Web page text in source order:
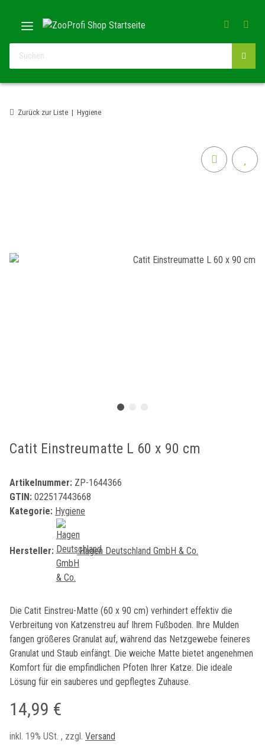
Zurück zur Liste Hygiene
Catit Einstreumatte L 60 x 90 cm
Artikelnummer: ZP-1644366
GTIN: 022517443668
Kategorie: Hygiene
Hersteller: Hagen Deutschland GmbH & Co.
Die Catit Einstreu-Matte (60 x 90 cm) verhindert effektiv die
Verbreitung von Katzenstreu auf Ihrem Fußboden. Ihre Mulden
fangen größeres Granulat auf, während das Netzgewebe feineres
Granulat und Staub einfängt. Die weiche Matte bietet angenehmen
Komfort für die empfindlichen Pfoten Ihrer Katze. Die ideale
Lösung für ein sauberes und gepflegtes Zuhause.
14,99 €
inkl. 19% USt. , zzgl. Versand